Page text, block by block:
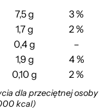
7,5 g
3 %
1,7 g
2 %
0,4 g
–
1,9 g
4 %
0,10 g 2 %
dla przeciętnej osoby
kcal)